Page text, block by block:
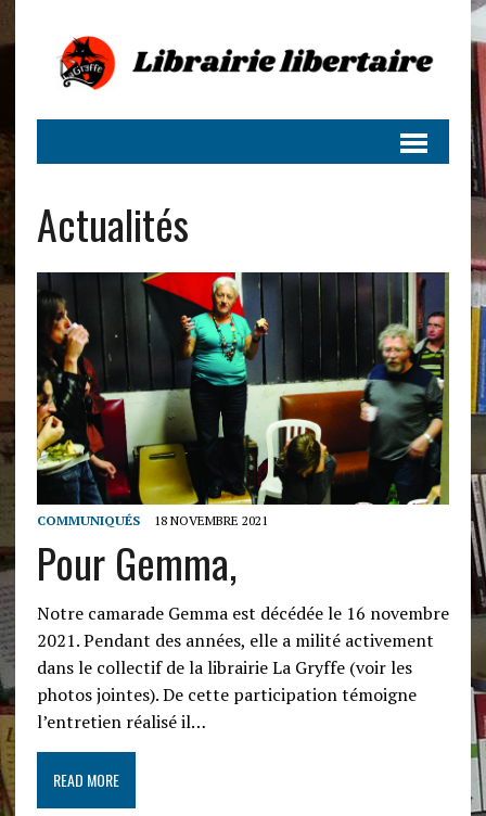
Actualités
COMMUNIQUÉS 18 NOVEMBRE 2021
Pour Gemma,
Notre camarade Gemma est décédée le 16 novembre
2021. Pendant des années, elle a milité activement
dans le collectif de la librairie La Gryffe (voir les
photos jointes). De cette participation témoigne
l’entretien réalisé il…
READ MORE